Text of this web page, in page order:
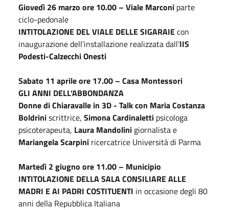
Giovedì 26 marzo ore 10.00 – Viale Marconi parte
ciclo-pedonale
INTITOLAZIONE DEL VIALE DELLE SIGARAIEcon
inaugurazione dell’installazione realizzata dall’IIS
Podesti-Calzecchi Onesti
Sabato 11 aprile ore 17.00 – Casa Montessori
GLI ANNI DELL’ABBONDANZA
Donne di Chiaravalle in 3D - Talk con Maria Costanza
Boldriniscrittrice, Simona Cardinaletti psicologa
psicoterapeuta, Laura Mandolini giornalista e
Mariangela Scarpini ricercatrice Università di Parma
Martedì 2 giugno ore 11.00 – Municipio
INTITOLAZIONE DELLA SALA CONSILIARE ALLE
MADRI E AI PADRI COSTITUENTI in occasione degli 80
anni della Repubblica Italiana